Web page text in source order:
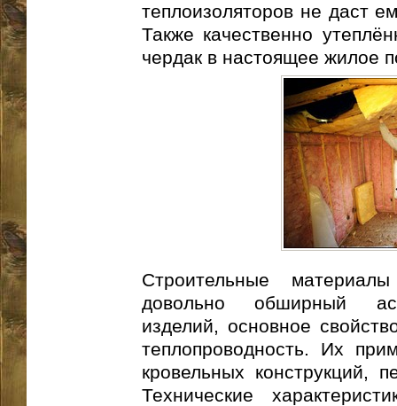
теплоизоляторов не даст
Также качественно
чердак в настоящее жилое
Строительные
довольно обширный
изделий, основное
теплопроводность. Их
кровельных конструкций,
Технические